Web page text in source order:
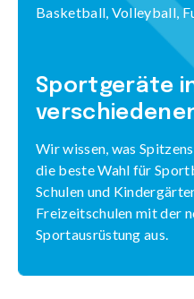
Basketball, Volleyball,
Sportgeräte
Wir wissen, was
die beste Wahl für
Schulen und
Freizeitschulen mit der
Sportausrüstung aus.